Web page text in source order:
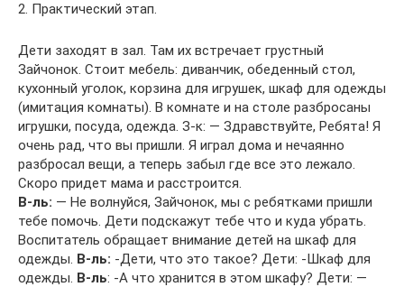
2. Практический этап.
Дети заходят в зал. Там их встречает грустный
Зайчонок. Стоит мебель: диванчик, обеденный стол,
кухонный уголок, корзина для игрушек, шкаф для одежды
(имитация комнаты). В комнате и на столе разбросаны
игрушки, посуда, одежда. З-к: — Здравствуйте, Ребята! Я
очень рад, что вы пришли. Я играл дома и нечаянно
разбросал вещи, а теперь забыл где все это лежало.
Скоро придет мама и расстроится.
В-ль: — Не волнуйся, Зайчонок, мы с ребятками пришли
тебе помочь. Дети подскажут тебе что и куда убрать.
Воспитатель обращает внимание детей на шкаф для
одежды. В-ль: -Дети, что это такое? Дети: -Шкаф для
одежды. В-ль: -А что хранится в этом шкафу? Дети: —